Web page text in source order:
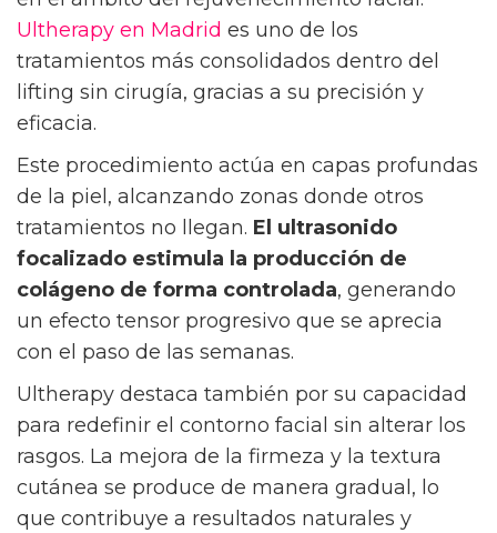
Ultherapy en Madrid es uno de los
tratamientos más consolidados dentro del
lifting sin cirugía, gracias a su precisión y
eficacia.
Este procedimiento actúa en capas profundas
de la piel, alcanzando zonas donde otros
tratamientos no llegan. El ultrasonido
focalizado estimula la producción de
colágeno de forma controlada, generando
un efecto tensor progresivo que se aprecia
con el paso de las semanas.
Ultherapy destaca también por su capacidad
para redefinir el contorno facial sin alterar los
rasgos. La mejora de la firmeza y la textura
cutánea se produce de manera gradual, lo
que contribuye a resultados naturales y